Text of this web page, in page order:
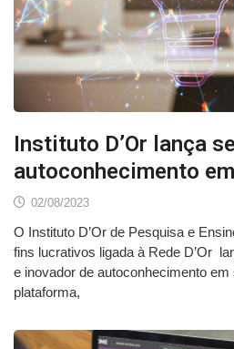
Instituto D’Or lança
autoconhecimento
02/08/2023
O Instituto D’Or de Pesquisa e
fins lucrativos ligada à Rede D’Or
e inovador de autoconhecimento em
plataforma,